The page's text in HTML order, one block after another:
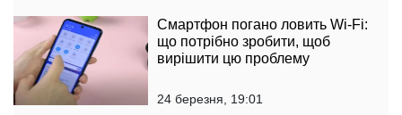
Смартфон погано ловить Wi-Fi:
що потрібно зробити, щоб
вирішити цю проблему
24 березня, 19:01